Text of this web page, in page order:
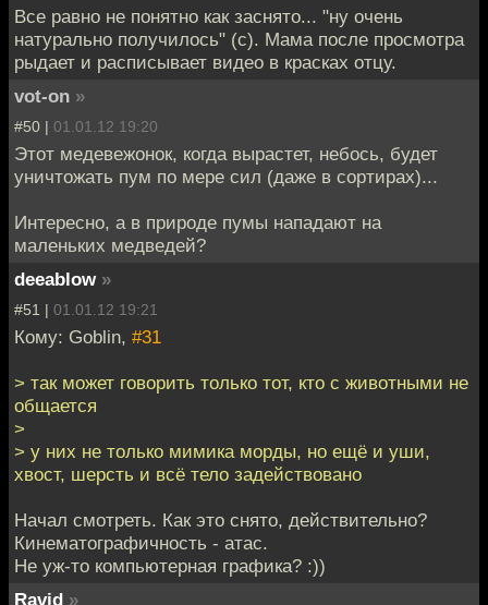
Все равно не понятно как заснято... "ну очень
натурально получилось" (с). Мама после просмотра
рыдает и расписывает видео в красках отцу.
vot-on »
#50 | 01.01.12 19:20
Этот медевежонок, когда вырастет, небось, будет
уничтожать пум по мере сил (даже в сортирах)...
Интересно, а в природе пумы нападают на
маленьких медведей?
deeablow »
#51 | 01.01.12 19:21
Кому: Goblin, #31
> так может говорить только тот, кто с животными не
общается
>
> у них не только мимика морды, но ещё и уши,
хвост, шерсть и всё тело задействовано
Начал смотреть. Как это снято, действительно?
Кинематографичность - атас.
Не уж-то компьютерная графика? :))
Ravid »